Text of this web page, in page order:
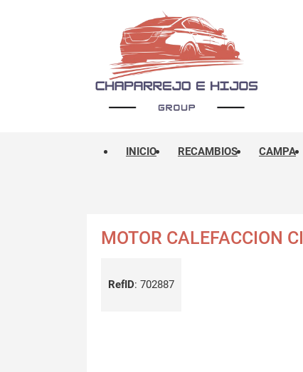
INICIO RECAMBIOS CAMPA
MOTOR CALEFACCION
RefID: 702887